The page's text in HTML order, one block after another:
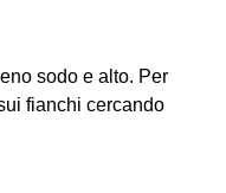
sodo e alto. Per
fianchi cercando